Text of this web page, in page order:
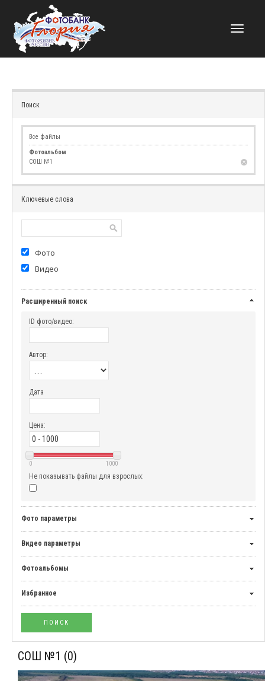
НАВИГАЦИЯ
Поиск
Все файлы
Фотоальбом
СОШ №1
Ключевые слова
Фото
Видео
Расширенный поиск
ID фото/видео:
Автор:
Дата
Цена:
0 1000
Не показывать файлы для взрослых:
Фото параметры
Видео параметры
Фотоальбомы
Избранное
СОШ №1 (0)